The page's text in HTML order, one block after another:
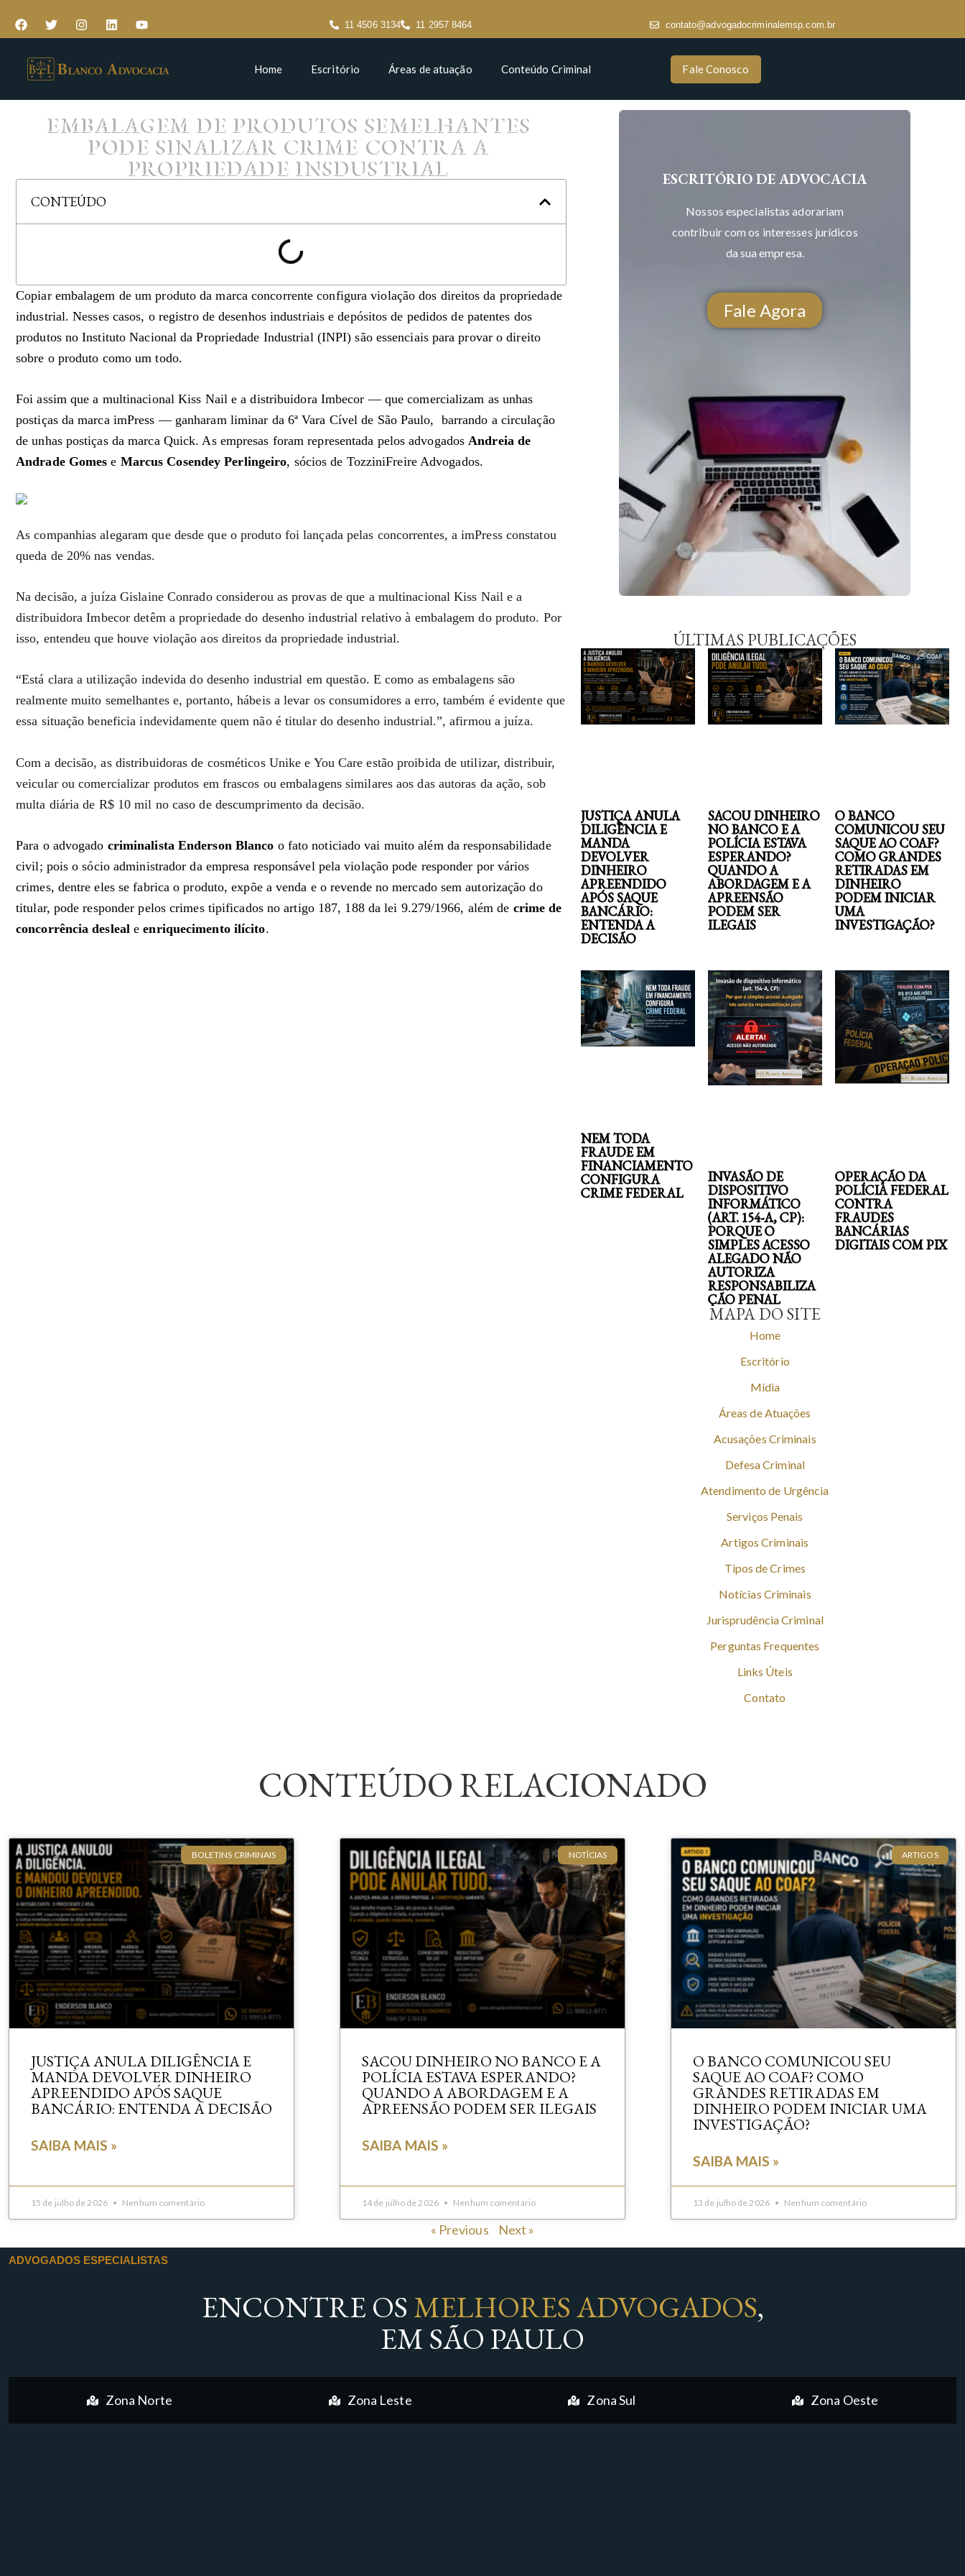
11 4506 3134 11 2957 8464 contato@advogadocriminalemsp.com.br
Home Escritório Áreas de atuação Conteúdo Criminal Fale Conosco
EMBALAGEM DE PRODUTOS SEMELHANTES
PODE SINALIZAR CRIME CONTRA A
PROPRIEDADE INSDUSTRIAL
CONTEÚDO
Copiar embalagem de um produto da marca concorrente configura violação dos direitos da propriedade
industrial. Nesses casos, o registro de desenhos industriais e depósitos de pedidos de patentes dos
produtos no Instituto Nacional da Propriedade Industrial (INPI) são essenciais para provar o direito
sobre o produto como um todo.
Foi assim que a multinacional Kiss Nail e a distribuidora Imbecor — que comercializam as unhas
postiças da marca imPress — ganharam liminar da 6ª Vara Cível de São Paulo, barrando a circulação
de unhas postiças da marca Quick. As empresas foram representada pelos advogadosAndreia de
Andrade Gomes e Marcus Cosendey Perlingeiro, sócios de TozziniFreire Advogados.
As companhias alegaram que desde que o produto foi lançada pelas concorrentes, a imPress constatou
queda de 20% nas vendas.
Na decisão, a juíza Gislaine Conrado considerou as provas de que a multinacional Kiss Nail e a
distribuidora Imbecor detêm a propriedade do desenho industrial relativo à embalagem do produto. Por
isso, entendeu que houve violação aos direitos da propriedade industrial.
“Está clara a utilização indevida do desenho industrial em questão. E como as embalagens são
realmente muito semelhantes e, portanto, hábeis a levar os consumidores a erro, também é evidente que
essa situação beneficia indevidamente quem não é titular do desenho industrial.”, afirmou a juíza.
Com a decisão, as distribuidoras de cosméticos Unike e You Care estão proibida de utilizar, distribuir,
veicular ou comercializar produtos em frascos ou embalagens similares aos das autoras da ação, sob
multa diária de R$ 10 mil no caso de descumprimento da decisão.
Para o advogado criminalista Enderson Blanco o fato noticiado vai muito além da responsabilidade
civil; pois o sócio administrador da empresa responsável pela violação pode responder por vários
crimes, dentre eles se fabrica o produto, expõe a venda e o revende no mercado sem autorização do
titular, pode responder pelos crimes tipificados no artigo 187, 188 da lei 9.279/1966, além de crime de
concorrência desleal eenriquecimento ilícito.
ESCRITÓRIO DE ADVOCACIA
Nossos especialistas adorariam
contribuir com os interesses jurídicos
da sua empresa.
ÚLTIMAS PUBLICAÇÕES
Fale Agora
JUSTIÇA ANULA
DILIGÊNCIA E
MANDA
DEVOLVER
DINHEIRO
APREENDIDO
APÓS SAQUE
BANCÁRIO:
ENTENDA A
DECISÃO
SACOU DINHEIRO
NO BANCO E A
POLÍCIA ESTAVA
ESPERANDO?
QUANDO A
ABORDAGEM E A
APREENSÃO
PODEM SER
ILEGAIS
O BANCO
COMUNICOU SEU
SAQUE AO COAF?
COMO GRANDES
RETIRADAS EM
DINHEIRO
PODEM INICIAR
UMA
INVESTIGAÇÃO?
NEM TODA
FRAUDE EM
FINANCIAMENTO
CONFIGURA
CRIME FEDERAL
INVASÃO DE
DISPOSITIVO
INFORMÁTICO
(ART. 154-A, CP):
PORQUE O
SIMPLES ACESSO
ALEGADO NÃO
AUTORIZA
RESPONSABILIZA
ÇÃO PENAL
OPERAÇÃO DA
POLÍCIA FEDERAL
CONTRA
FRAUDES
BANCÁRIAS
DIGITAIS COM PIX
MAPA DO SITE
Home
Escritório
Mídia
Áreas de Atuações
Acusações Criminais
Defesa Criminal
Atendimento de Urgência
Serviços Penais
Artigos Criminais
Tipos de Crimes
Notícias Criminais
Jurisprudência Criminal
Perguntas Frequentes
Links Úteis
Contato
CONTEÚDO RELACIONADO
BOLETINS CRIMINAIS
JUSTIÇA ANULA DILIGÊNCIA E
MANDA DEVOLVER DINHEIRO
APREENDIDO APÓS SAQUE
BANCÁRIO: ENTENDA A DECISÃO
SAIBA MAIS »
15 de julho de 2026 Nenhum comentário
NOTÍCIAS
SACOU DINHEIRO NO BANCO E A
POLÍCIA ESTAVA ESPERANDO?
QUANDO A ABORDAGEM E A
APREENSÃO PODEM SER ILEGAIS
SAIBA MAIS »
14 de julho de 2026 Nenhum comentário
ARTIGOS
O BANCO COMUNICOU SEU
SAQUE AO COAF? COMO
GRANDES RETIRADAS EM
DINHEIRO PODEM INICIAR UMA
INVESTIGAÇÃO?
SAIBA MAIS »
13 de julho de 2026 Nenhum comentário
« Previous Next »
ADVOGADOS ESPECIALISTAS
ENCONTRE OS MELHORES ADVOGADOS,
EM SÃO PAULO
Zona Norte Zona Leste Zona Sul Zona Oeste